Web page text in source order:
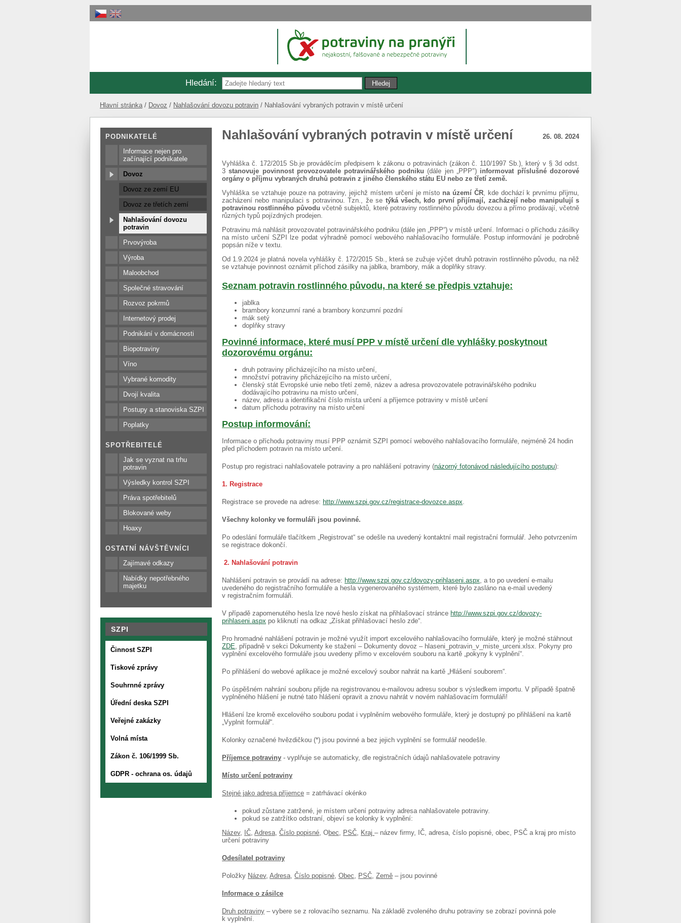
Hledání:
Hlavní stránka Dovoz Nahlašování dovozu potravin Nahlašování vybraných potravin v místě určení
PODNIKATELÉ
Informace nejen pro
začínající podnikatele
Dovoz
Dovoz ze zemí EU
Dovoz ze třetích zemí
Nahlašování dovozu
potravin
Prvovýroba
Výroba
Maloobchod
Společné stravování
Rozvoz pokrmů
Internetový prodej
Podnikání v domácnosti
Biopotraviny
Víno
Vybrané komodity
Dvojí kvalita
Postupy a stanoviska SZPI
Poplatky
SPOTŘEBITELÉ
Jak se vyznat na trhu
potravin
Výsledky kontrol SZPI
Práva spotřebitelů
Blokované weby
Hoaxy
OSTATNÍ NÁVŠTĚVNÍCI
Zajímavé odkazy
Nabídky nepotřebného
majetku
SZPI
Činnost SZPI
Tiskové zprávy
Souhrnné zprávy
Úřední deska SZPI
Veřejné zakázky
Volná místa
Zákon č. 106/1999 Sb.
GDPR - ochrana os. údajů
Nahlašování vybraných potravin v místě určení 26. 08. 2024
Vyhláška č. 172/2015 Sb.je prováděcím předpisem k zákonu o potravinách (zákon č. 110/1997 Sb.), který v § 3d odst.
3stanovuje povinnost provozovatele potravinářského podniku(dále jen „PPP")informovat příslušné dozorové
orgány o příjmu vybraných druhů potravin z jiného členského státu EU nebo ze třetí země.
Vyhláška se vztahuje pouze na potraviny, jejichž místem určení je místo na území ČR, kde dochází k prvnímu příjmu,
zacházení nebo manipulaci s potravinou. Tzn., že se týká všech, kdo první přijímají, zacházejí nebo manipulují s
potravinou rostlinného původu včetně subjektů, které potraviny rostlinného původu dovezou a přímo prodávají, včetně
různých typů pojízdných prodejen.
Potravinu má nahlásit provozovatel potravinářského podniku (dále jen „PPP“) v místě určení. Informaci o příchodu zásilky
na místo určení SZPI lze podat výhradně pomocí webového nahlašovacího formuláře. Postup informování je podrobně
popsán níže v textu.
Od 1.9.2024 je platná novela vyhlášky č. 172/2015 Sb., která se zužuje výčet druhů potravin rostlinného původu, na něž
se vztahuje povinnost oznámit příchod zásilky na jablka, brambory, mák a doplňky stravy.
Seznam potravin rostlinného původu, na které se předpis vztahuje:
jablka
brambory konzumní rané a brambory konzumní pozdní
mák setý
doplňky stravy
Povinné informace, které musí PPP v místě určení dle vyhlášky poskytnout
dozorovému orgánu:
druh potraviny přicházejícího na místo určení,
množství potraviny přicházejícího na místo určení,
členský stát Evropské unie nebo třetí země, název a adresa provozovatele potravinářského podniku
dodávajícího potravinu na místo určení,
název, adresu a identifikační číslo místa určení a příjemce potraviny v místě určení
datum příchodu potraviny na místo určení
Postup informování:
Informace o příchodu potraviny musí PPP oznámit SZPI pomocí webového nahlašovacího formuláře, nejméně 24 hodin
před příchodem potravin na místo určení.
Postup pro registraci nahlašovatele potraviny a pro nahlášení potraviny (názorný fotonávod následujícího postupu):
1. Registrace
Registrace se provede na adrese: http://www.szpi.gov.cz/registrace-dovozce.aspx
Všechny kolonky ve formuláři jsou povinné.
Po odeslání formuláře tlačítkem „Registrovat“ se odešle na uvedený kontaktní mail registrační formulář. Jeho potvrzením
se registrace dokončí.
2. Nahlašování potravin
Nahlášení potravin se provádí na adrese: http://www.szpi.gov.cz/dovozy-prihlaseni.aspx , a to po uvedení e-mailu
uvedeného do registračního formuláře a hesla vygenerovaného systémem, které bylo zasláno na e-mail uvedený
v registračním formuláři.
V případě zapomenutého hesla lze nové heslo získat na přihlašovací stránce http://www.szpi.gov.cz/dovozy-
prihlaseni.aspx po kliknutí na odkaz „Získat přihlašovací heslo zde“.
Pro hromadné nahlášení potravin je možné využít import excelového nahlašovacího formuláře, který je možné stáhnout
ZDE , případně v sekci Dokumenty ke stažení – Dokumenty dovoz – hlaseni_potravin_v_miste_urceni.xlsx. Pokyny pro
vyplnění excelového formuláře jsou uvedeny přímo v excelovém souboru na kartě „pokyny k vyplnění“.
Po přihlášení do webové aplikace je možné excelový soubor nahrát na kartě „Hlášení souborem“.
Po úspěšném nahrání souboru přijde na registrovanou e-mailovou adresu soubor s výsledkem importu. V případě špatně
vyplněného hlášení je nutné tato hlášení opravit a znovu nahrát v novém nahlašovacím formuláři!
Hlášení lze kromě excelového souboru podat i vyplněním webového formuláře, který je dostupný po přihlášení na kartě
„Vyplnit formulář“.
Kolonky označené hvězdičkou (*) jsou povinné a bez jejich vyplnění se formulář neodešle.
Příjemce potraviny - vyplňuje se automaticky, dle registračních údajů nahlašovatele potraviny
Místo určení potraviny
Stejné jako adresa příjemce = zatrhávací okénko
pokud zůstane zatržené, je místem určení potraviny adresa nahlašovatele potraviny.
pokud se zatržítko odstraní, objeví se kolonky k vyplnění:
Název, IČ Adresa Číslo popisné , Obec PSČ Kraj – název firmy, IČ, adresa, číslo popisné, obec, PSČ a kraj pro místo
určení potraviny
Odesílatel potraviny
Položky Název, Adresa Číslo popisné Obec PSČ Země – jsou povinné
Informace o zásilce
Druh potraviny – vybere se z rolovacího seznamu. Na základě zvoleného druhu potraviny se zobrazí povinná pole
k vyplnění.